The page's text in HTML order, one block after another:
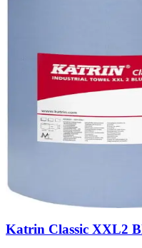
Katrin Classic XXL2